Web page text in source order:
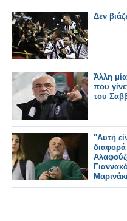
Δεν
Άλλη
που
του
''Αυτή
διαφορά